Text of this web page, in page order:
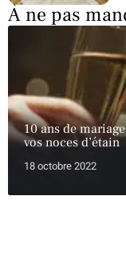
À ne pas
10 ans de
vos noces d’étain
18 octobre 2022